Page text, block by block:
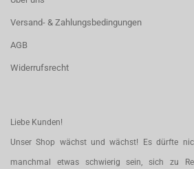
Versand- & Zahlungsbedingungen
AGB
Widerrufsrecht
Liebe Kunden!
Unser Shop wächst und wächst! Es dürfte
manchmal etwas schwierig sein, sich zu